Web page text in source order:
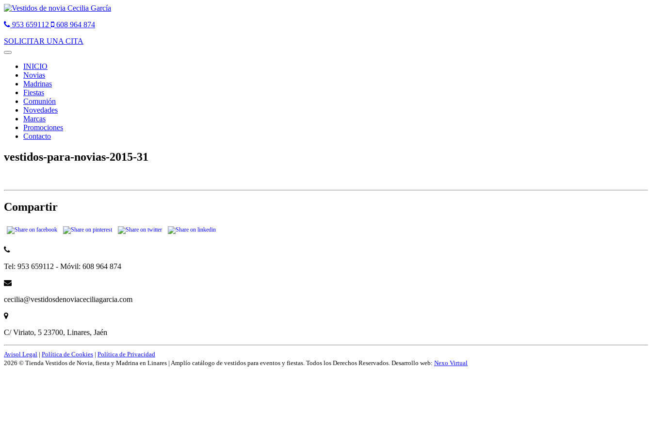
953 659112
608 964 874
SOLICITAR UNA CITA
Toggle
navigationINICIO
Novias
Madrinas
Fiestas
Comunión
Novedades
Marcas
Promociones
Contacto
vestidos-para-novias-2015-31
Compartir
Tel: 953 659112 - Móvil: 608 964 874
cecilia@vestidosdenoviaceciliagarcia.com
C/ Viriato, 5 23700, Linares, Jaén
Avisol Legal | Política de Cookies | Política de Privacidad
2026 © Tienda Vestidos de Novia, fiesta y Madrina en Linares | Amplío catálogo de vestidos para eventos y fiestas. Todos los Derechos Reservados. Desarrollo web: Nexo Virtual